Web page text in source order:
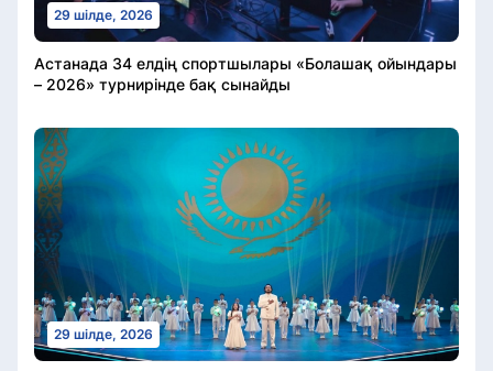
29 шілде, 2026
Астанада 34 елдің спортшылары «Болашақ ойындары
– 2026» турнирінде бақ сынайды
29 шілде, 2026